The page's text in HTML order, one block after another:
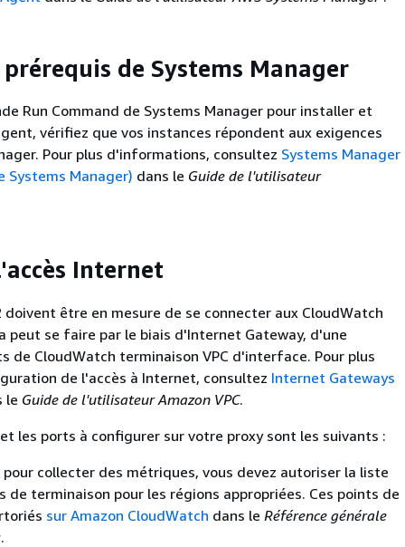
de Systems Manager
Run Command de Systems Manager pour installer et
vérifiez que vos instances répondent aux exigences
Pour plus d'informations, consultez Systems Manager
Systems Manager) dans le Guide de l'utilisateur
Internet
doivent être en mesure de se connecter aux CloudWatch
peut se faire par le biais d'Internet Gateway, d'une
de CloudWatch terminaison VPC d'interface. Pour plus
de l'accès à Internet, consultez Internet Gateways
le Guide de l'utilisateur Amazon VPC.
les ports à configurer sur votre proxy sont les suivants :
collecter des métriques, vous devez autoriser la liste
de terminaison pour les régions appropriées. Ces points de
sur Amazon CloudWatch dans le Référence générale
.